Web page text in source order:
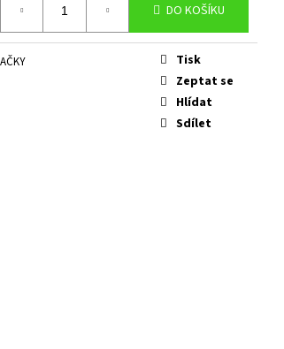
DO KOŠÍKU
Tisk
Zeptat se
Hlídat
Sdílet
Následující